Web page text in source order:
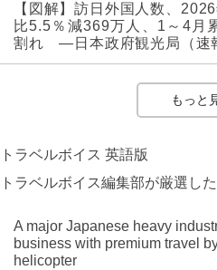
【図解】訪日外国人数、
比5.5％減369万人、1～4月
割れ ―日本政府観光局（速
もっと
トラベルボイス 英語版
トラベルボイス編集部が厳選し
A major Japanese heavy
business with premium travel
helicopter